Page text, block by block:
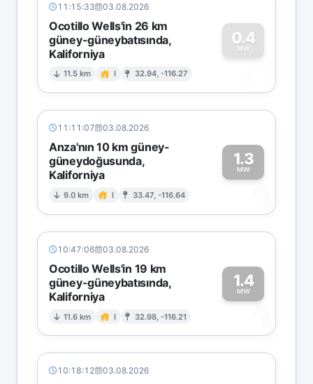
11:15:33 03.08.2026
Ocotillo Wells'in 26 km
güney-güneybatısında,
Kaliforniya
11.5 km I 32.94, -116.27
0.4
MW
0
11:11:07 03.08.2026
Anza'nın 10 km güney-
güneydoğusunda,
Kaliforniya
9.0 km I 33.47, -116.64
1.3
MW
1
10:47:06 03.08.2026
Ocotillo Wells'in 19 km
güney-güneybatısında,
Kaliforniya
11.6 km I 32.98, -116.21
1.4
MW
1
10:18:12 03.08.2026